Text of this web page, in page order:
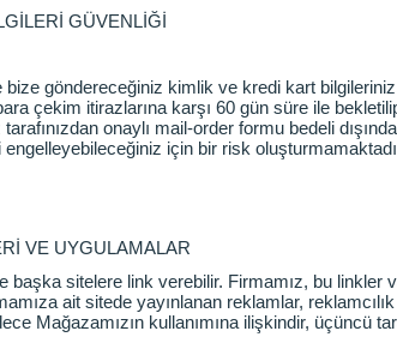
GÜVENLİĞİ
göndereceğiniz kimlik ve kredi kart
çekim itirazlarına karşı 60 gün süre ile
tarafınızdan onaylı mail-order formu bedeli
için bir risk
VE UYGULAMALAR
sitelere link verebilir. Firmamız, bu linkler
ait sitede yayınlanan reklamlar,
Mağazamızın kullanımına ilişkindir, üçüncü